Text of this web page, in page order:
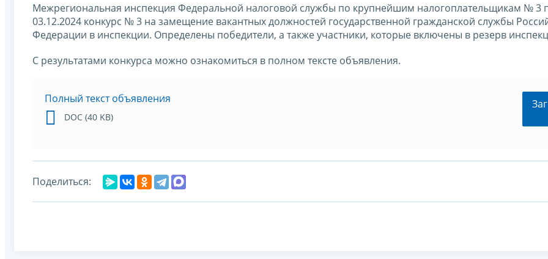
Межрегиональная инспекция Федеральной налоговой службы по крупнейшим налогоплательщикам № 3
03.12.2024 конкурс № 3 на замещение вакантных должностей государственной гражданской службы
Федерации в инспекции. Определены победители, а также участники, которые включены в резерв
С результатами конкурса можно ознакомиться в полном тексте объявления.
Полный текст объявления
DOC (40 KB)
Поделиться: